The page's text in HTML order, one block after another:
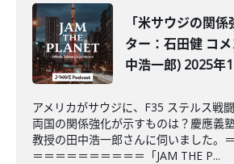
「米サウジの関
ター：石田健 コ
中浩一郎) 2025年
アメリカがサウジに、F35 ステルス戦
両国の関係強化が示すものは？慶應義
教授の田中浩一郎さんに伺いました。
＝＝＝＝＝＝＝＝＝＝「JAM THE P...